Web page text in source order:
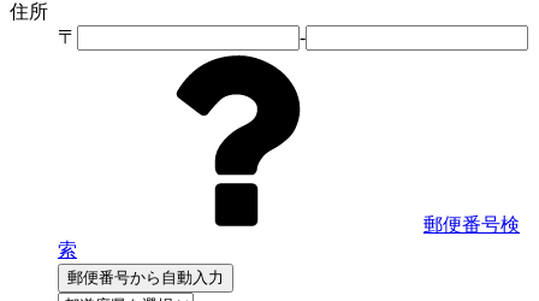
住所
〒
-
郵便番号検
索
郵便番号から自動入力